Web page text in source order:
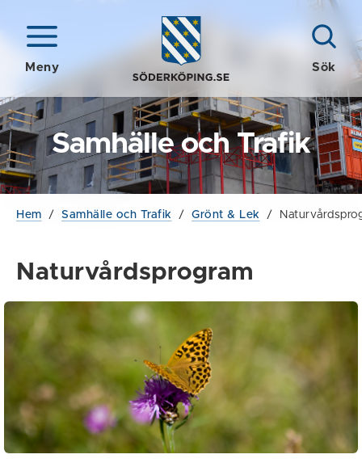
Meny Sök
Samhälle och Trafik
Hem / Samhälle och Trafik / Grönt & Lek /
Naturvårdsprogram